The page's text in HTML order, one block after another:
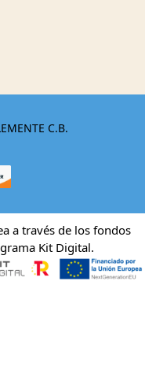
C.B.
a través de los fondos
Kit Digital.